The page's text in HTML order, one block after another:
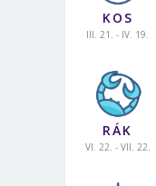
KOS
III. 21. - IV. 19.
RÁK
VI. 22. - VII. 22.